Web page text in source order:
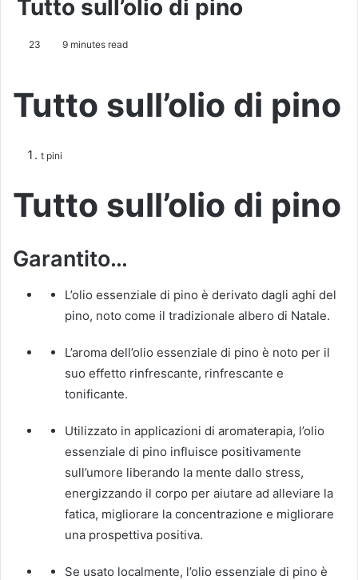
Tutto sull’olio di pino
23 9 minutes read
Tutto sull’olio di pino
t pini
Tutto sull’olio di pino
Garantito…
L’olio essenziale di pino è derivato dagli aghi del
pino, noto come il tradizionale albero di Natale.
L’aroma dell’olio essenziale di pino è noto per il
suo effetto rinfrescante, rinfrescante e
tonificante.
Utilizzato in applicazioni di aromaterapia, l’olio
essenziale di pino influisce positivamente
sull’umore liberando la mente dallo stress,
energizzando il corpo per aiutare ad alleviare la
fatica, migliorare la concentrazione e migliorare
una prospettiva positiva.
Se usato localmente, l’olio essenziale di pino è